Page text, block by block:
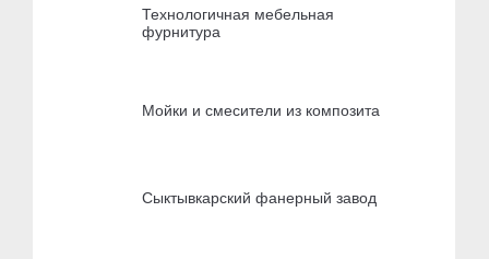
Технологичная мебельная
фурнитура
Мойки и смесители из композита
Сыктывкарский фанерный завод